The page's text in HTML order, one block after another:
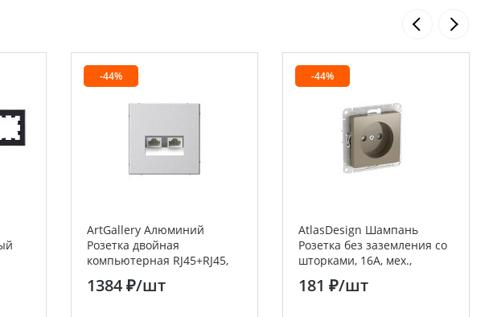
-44%
ArtGallery Алюминий
Розетка двойная
компьютерная RJ45+RJ45,
кат. 5е, механизм Systeme
Electric (Schneider Electric)
1384 ₽/шт
-44%
AtlasDesign Шампань
Розетка без заземления со
шторками, 16А, мех.,
быстрозажим. клемм
181 ₽/шт